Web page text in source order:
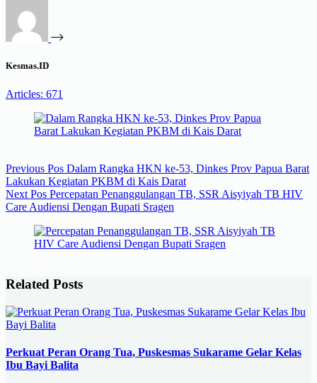
Kesmas.ID
Articles: 671
Previous Pos Dalam Rangka HKN ke-53, Dinkes Prov Papua Barat
Lakukan Kegiatan PKBM di Kais Darat
Next Pos Percepatan Penanggulangan TB, SSR Aisyiyah TB HIV
Care Audiensi Dengan Bupati Sragen
Related Posts
Perkuat Peran Orang Tua, Puskesmas Sukarame Gelar Kelas
Ibu Bayi Balita